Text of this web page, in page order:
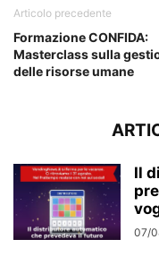
Articolo precedente
Formazione CONFIDA:
Masterclass sulla
delle risorse umane
Il
07/